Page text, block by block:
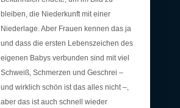
bleiben, die Niederkunft mit einer
Niederlage. Aber Frauen kennen das ja
und dass die ersten Lebenszeichen des
eigenen Babys verbunden sind mit viel
Schweiß, Schmerzen und Geschrei –
und wirklich schön ist das alles nicht –,
aber das ist auch schnell wieder